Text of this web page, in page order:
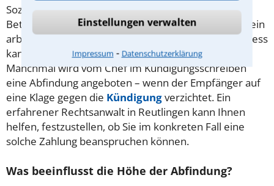
Einstellungen verwalten
Impressum ⁃ Datenschutzerklärung
Sozialplan eine solche Zahlung vor. Auch bei einer
Betriebsänderung kann diese erfolgen. Auch durch ein
arbeitsgerichtliches Urteil im Kündigungsschutzprozess
kann eine solche Zahlung festgelegt werden.
Manchmal wird vom Chef im Kündigungsschreiben
eine Abfindung angeboten – wenn der Empfänger auf
eine Klage gegen die Kündigungverzichtet. Ein
erfahrener Rechtsanwalt in Reutlingen kann Ihnen
helfen, festzustellen, ob Sie im konkreten Fall eine
solche Zahlung beanspruchen können.
Was beeinflusst die Höhe der Abfindung?